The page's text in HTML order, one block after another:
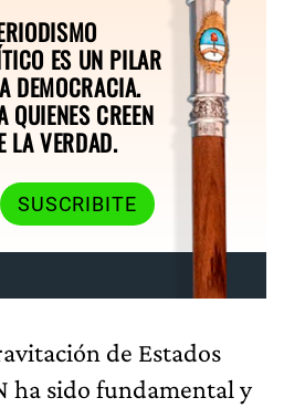
ES UN PILAR
DEMOCRACIA.
QUIENES CREEN
LA VERDAD.
SUSCRIBITE
de Estados
ha sido fundamental y